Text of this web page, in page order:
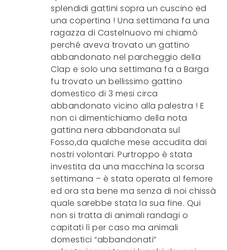
splendidi gattini sopra un cuscino ed
una copertina ! Una settimana fa una
ragazza di Castelnuovo mi chiamò
perché aveva trovato un gattino
abbandonato nel parcheggio della
Clap e solo una settimana fa a Barga
fu trovato un bellissimo gattino
domestico di 3 mesi circa
abbandonato vicino alla palestra ! E
non ci dimentichiamo della nota
gattina nera abbandonata sul
Fosso,da qualche mese accudita dai
nostri volontari. Purtroppo è stata
investita da una macchina la scorsa
settimana – è stata operata al femore
ed ora sta bene ma senza di noi chissà
quale sarebbe stata la sua fine. Qui
non si tratta di animali randagi o
capitati lì per caso ma animali
domestici “abbandonati”